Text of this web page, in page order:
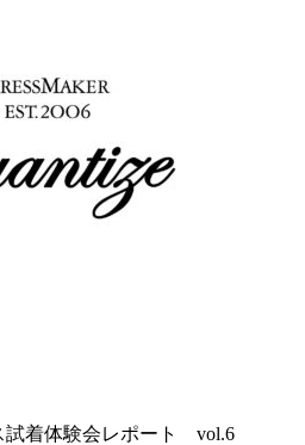
試着体験会レポート vol.6